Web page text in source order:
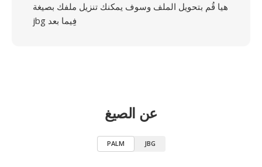
هيا قُم بتحويل الملف وسوف يمكنك تنزيل ملفك بصيغة
jbg فِيما بعد
عن الصيغ
PALM JBG